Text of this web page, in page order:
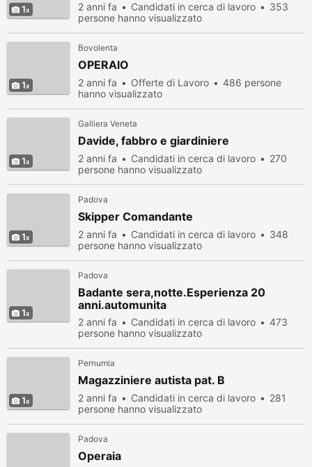
1 2 anni fa Candidati in cerca di lavoro
353
persone hanno visualizzato
1
Bovolenta
OPERAIO
2 anni fa Offerte di Lavoro
486 persone
hanno visualizzato
1
Galliera Veneta
Davide, fabbro e giardiniere
2 anni fa Candidati in cerca di lavoro
270
persone hanno visualizzato
1
Padova
Skipper Comandante
2 anni fa Candidati in cerca di lavoro
348
persone hanno visualizzato
1
Padova
Badante sera,notte.Esperienza 20
anni.automunita
2 anni fa Candidati in cerca di lavoro
473
persone hanno visualizzato
1
Pernumia
Magazziniere autista pat. B
2 anni fa Candidati in cerca di lavoro
281
persone hanno visualizzato
Padova
Operaia